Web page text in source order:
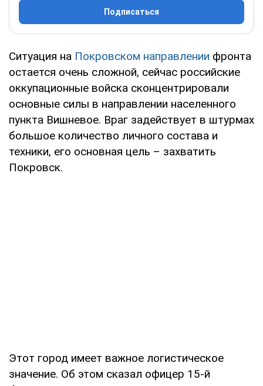
Подписаться
Ситуация на Покровском направлении фронта
остается очень сложной, сейчас российские
оккупационные войска сконцентрировали
основные силы в направлении населенного
пункта Вишневое. Враг задействует в штурмах
большое количество личного состава и
техники, его основная цель – захватить
Покровск.
Этот город имеет важное логистическое
значение. Об этом сказал офицер 15-й